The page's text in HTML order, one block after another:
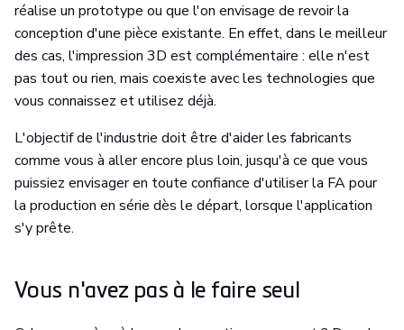
réalise un prototype ou que l'on envisage de revoir la
conception d'une pièce existante. En effet, dans le meilleur
des cas, l'impression 3D est complémentaire : elle n'est
pas tout ou rien, mais coexiste avec les technologies que
vous connaissez et utilisez déjà.
L'objectif de l'industrie doit être d'aider les fabricants
comme vous à aller encore plus loin, jusqu'à ce que vous
puissiez envisager en toute confiance d'utiliser la FA pour
la production en série dès le départ, lorsque l'application
s'y prête.
Vous n'avez pas à le faire seul